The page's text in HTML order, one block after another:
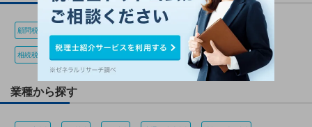
顧問税理士(0) 会社設立(0) 確定申告(0)
相続税(0) 税務調査(0) 経理・決算(0) 税金・お金(0)
業種から探す